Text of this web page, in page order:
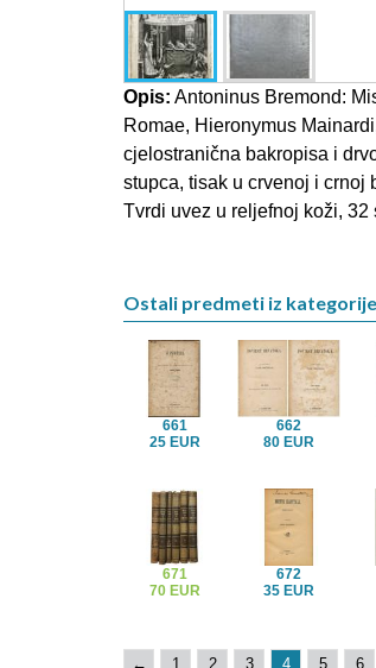
Opis: Antoninus Bremond:
Romae, Hieronymus
cjelostranična bakropisa i
stupca, tisak u crvenoj i crnoj
Tvrdi uvez u reljefnoj koži, 32
Ostali predmeti iz
661
25 EUR
662
80 EUR
671
70 EUR
672
35 EUR
← 1 2 3 4 5 6